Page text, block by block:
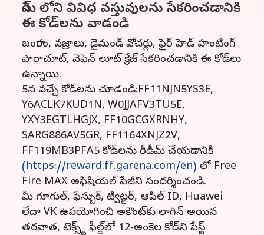
గేమ్ లోని వివిధ వస్తువులను సేకరించడానికి
ఈ కోడ్‌లను వాడండి
బంగారం, వజ్రాలు, డైమండ్ వోచర్లు, ఫైర్ హెడ్ హంటింగ్
పారాచూట్, వెపెన్ లూట్ క్రేజ్ సేకరించడానికి ఈ కోడ్‌లు
ఉన్నాయి.
5న వచ్చే కోడ్‌లను చూడండి:FF11NJN5YS3E,
Y6ACLK7KUD1N, W0JJAFV3TU5E,
YXY3EGTLHGJX, FF10GCGXRNHY,
SARG886AV5GR, FF1164XNJZ2V,
FF119MB3PFA5 కోడ్‌లను రీడీమ్ చేయడానికి
(https://reward.ff.garena.com/en) లో Free
Fire MAX అఫిషియల్ పేజీని సందర్శించండి.
మీ గూగుల్, ఫేస్బుక్, ట్విట్టర్, ఆపిల్ ID, Huawei
లేదా VK ఉపయోగించి అకౌంట్‌కు లాగిన్ అయిన
తరవాత, టెక్స్ట్ ఫీల్డ్‌లో 12-అంకెల కోడ్‌ని పేస్ట్